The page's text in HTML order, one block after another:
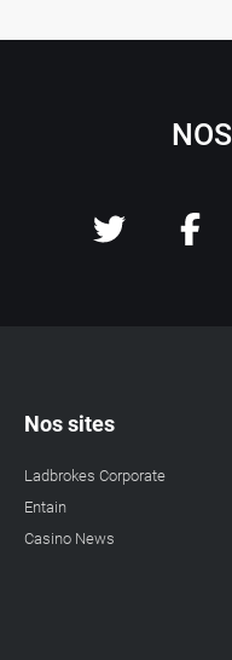
Nos sites
Ladbrokes Corporate
Entain
Casino News